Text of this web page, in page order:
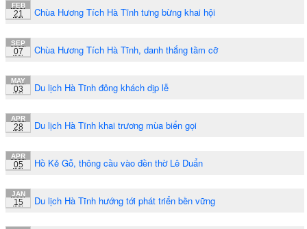
FEB
21 Chùa Hương Tích Hà Tĩnh tưng bừng khai hội
SEP
07 Chùa Hương Tích Hà Tĩnh, danh thắng tầm cỡ
MAY
03 Du lịch Hà Tĩnh đông khách dịp lễ
APR
28 Du lịch Hà Tĩnh khai trương mùa biển gọi
APR
05 Hồ Kẻ Gỗ, thông cầu vào đền thờ Lê Duẩn
JAN
15 Du lịch Hà Tĩnh hướng tới phát triển bền vững